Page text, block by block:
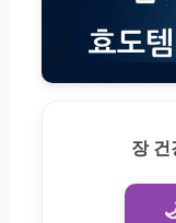
장 건